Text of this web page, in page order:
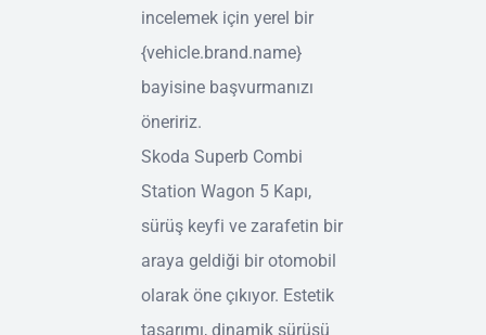
incelemek için yerel bir
{vehicle.brand.name}
bayisine başvurmanızı
öneririz.
Skoda Superb Combi
Station Wagon 5 Kapı,
sürüş keyfi ve zarafetin bir
araya geldiği bir otomobil
olarak öne çıkıyor. Estetik
tasarımı, dinamik sürüşü